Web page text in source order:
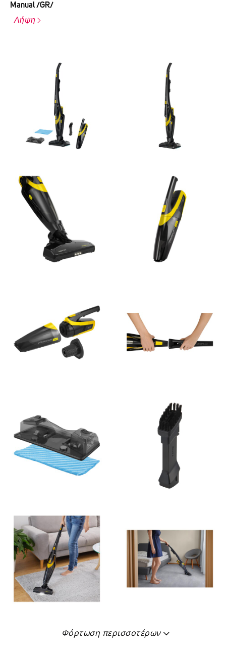
Manual /GR/
Λήψη
Φόρτωση περισσοτέρων